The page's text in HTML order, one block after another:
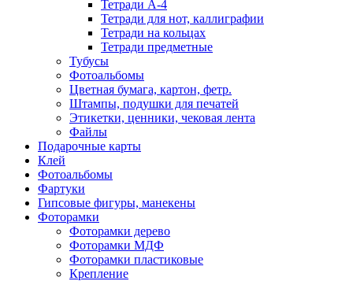
Тетради А-4
Тетради для нот, каллиграфии
Тетради на кольцах
Тетради предметные
Тубусы
Фотоальбомы
Цветная бумага, картон, фетр.
Штампы, подушки для печатей
Этикетки, ценники, чековая лента
Файлы
Подарочные карты
Клей
Фотоальбомы
Фартуки
Гипсовые фигуры, манекены
Фоторамки
Фоторамки дерево
Фоторамки МДФ
Фоторамки пластиковые
Крепление